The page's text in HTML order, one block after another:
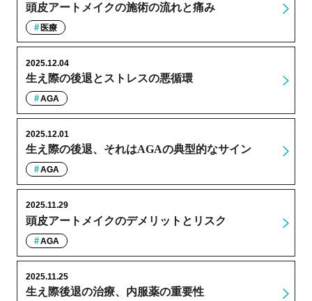
頭皮アートメイクの施術の流れと痛み
医療
生え際の後退とストレスの悪循環
2025.12.04
AGA
生え際の後退、それはAGAの典型的なサイン
2025.12.01
AGA
頭皮アートメイクのデメリットとリスク
2025.11.29
AGA
生え際後退の治療、内服薬の重要性
2025.11.25